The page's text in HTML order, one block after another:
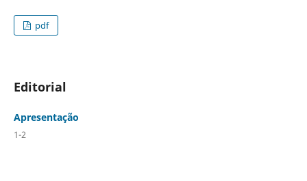
pdf
Editorial
Apresentação
1-2